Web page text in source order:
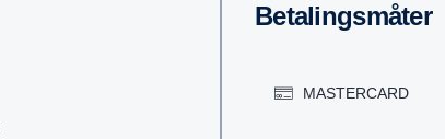
Betalingsmåter
MASTERCARD